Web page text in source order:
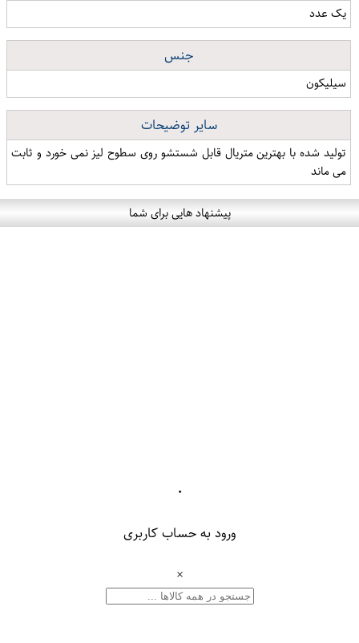
یک عدد
جنس
سیلیکون
سایر توضیحات
تولید شده با بهترین متریال قابل شستشو روی سطوح لیز نمی خورد و ثابت
می ماند
پیشنهاد هایی برای شما
۰
ورود به حساب کاربری
×